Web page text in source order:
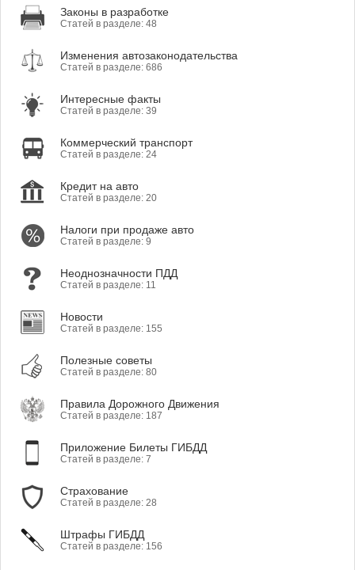
Законы в разработке
Статей в разделе: 48
Изменения автозаконодательства
Статей в разделе: 686
Интересные факты
Статей в разделе: 39
Коммерческий транспорт
Статей в разделе: 24
Кредит на авто
Статей в разделе: 20
Налоги при продаже авто
Статей в разделе: 9
Неоднозначности ПДД
Статей в разделе: 11
Новости
Статей в разделе: 155
Полезные советы
Статей в разделе: 80
Правила Дорожного Движения
Статей в разделе: 187
Приложение Билеты ГИБДД
Статей в разделе: 7
Страхование
Статей в разделе: 28
Штрафы ГИБДД
Статей в разделе: 156